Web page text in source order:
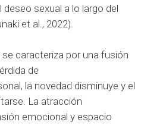
sexual a lo largo del
et al., 2022).
se caracteriza por una fusión
de
la novedad disminuye y el
La atracción
emocional y espacio